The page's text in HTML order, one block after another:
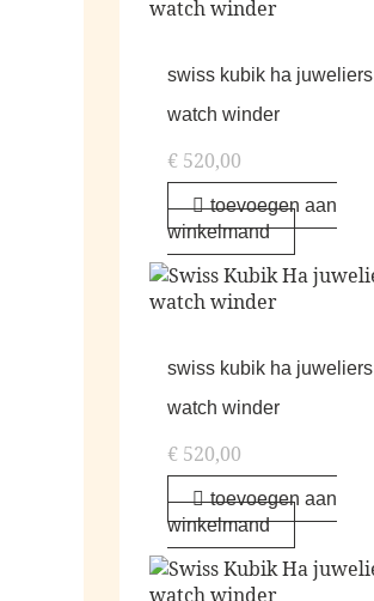
swiss kubik ha juweliers
watch winder
€ 520,00
toevoegen aan
winkelmand
swiss kubik ha juweliers
watch winder
€ 520,00
toevoegen aan
winkelmand